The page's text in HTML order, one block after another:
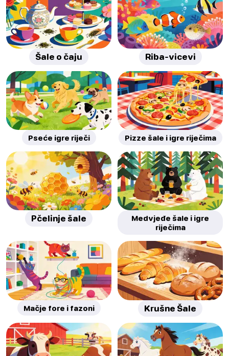
Šale o čaju Riba-vicevi
Pseće igre riječi Pizze šale i igre riječima
Pčelinje šale
Medvjeđe šale i igre
riječima
Mačje fore i fazoni Krušne Šale